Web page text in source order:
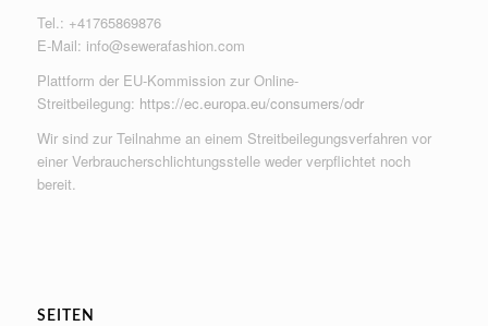
Tel.: +41765869876
E-Mail: info@sewerafashion.com
Plattform der EU-Kommission zur Online-
Streitbeilegung: https://ec.europa.eu/consumers/odr
Wir sind zur Teilnahme an einem Streitbeilegungsverfahren vor
einer Verbraucherschlichtungsstelle weder verpflichtet noch
bereit.
SEITEN